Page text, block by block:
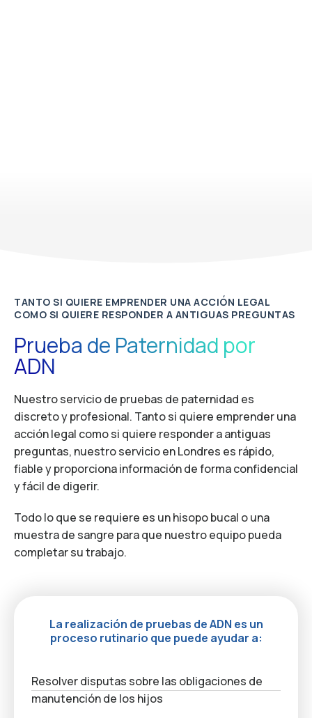
TANTO SI QUIERE EMPRENDER UNA ACCIÓN LEGAL
COMO SI QUIERE RESPONDER A ANTIGUAS PREGUNTAS
Prueba de Paternidad por
ADN
Nuestro servicio de pruebas de paternidad es
discreto y profesional. Tanto si quiere emprender una
acción legal como si quiere responder a antiguas
preguntas, nuestro servicio en Londres es rápido,
fiable y proporciona información de forma confidencial
y fácil de digerir.
Todo lo que se requiere es un hisopo bucal o una
muestra de sangre para que nuestro equipo pueda
completar su trabajo.
La realización de pruebas de ADN es un
proceso rutinario que puede ayudar a:
Resolver disputas sobre las obligaciones de
manutención de los hijos